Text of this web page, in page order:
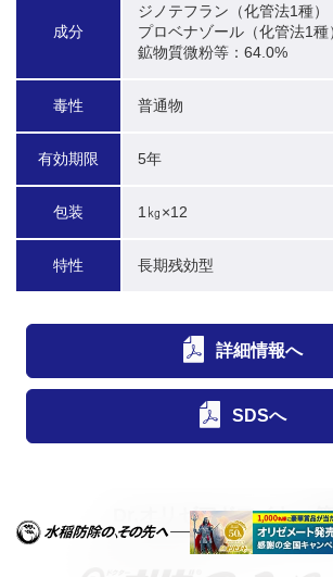
成分
ジノテフラン（化管法1種）
プロベナゾール（化管法1種
鉱物質微粉等：64.0%
毒性 普通物
有効期限 5年
包装 1㎏×12
特性 長期残効型
詳細情報へ
SDSへ
Dr.オリゼアドマイヤー